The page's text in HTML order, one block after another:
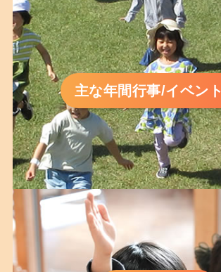
主な年間行事/イベント